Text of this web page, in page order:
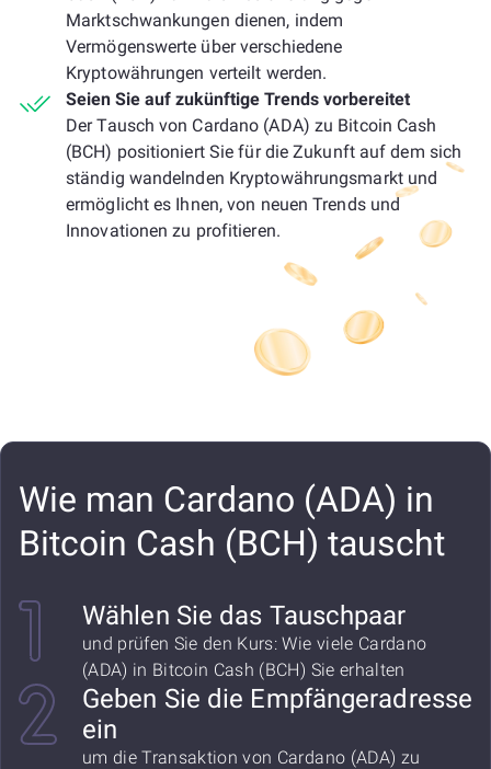
Marktschwankungen dienen, indem
Vermögenswerte über verschiedene
Kryptowährungen verteilt werden.
Seien Sie auf zukünftige Trends vorbereitet
Der Tausch von Cardano (ADA) zu Bitcoin Cash
(BCH) positioniert Sie für die Zukunft auf dem sich
ständig wandelnden Kryptowährungsmarkt und
ermöglicht es Ihnen, von neuen Trends und
Innovationen zu profitieren.
Wie man Cardano (ADA) in
Bitcoin Cash (BCH) tauscht
Wählen Sie das Tauschpaar
und prüfen Sie den Kurs: Wie viele Cardano
(ADA) in Bitcoin Cash (BCH) Sie erhalten
Geben Sie die Empfängeradresse
ein
um die Transaktion von Cardano (ADA) zu